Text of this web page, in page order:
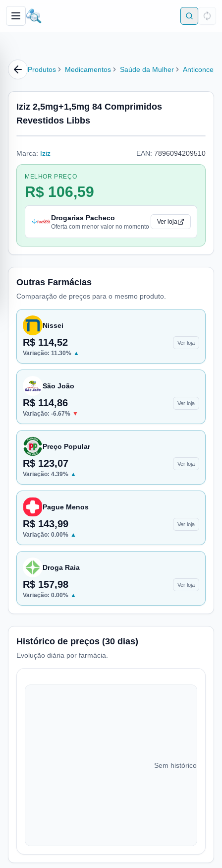
Produtos Medicamentos Saúde da Mulher
Iziz 2,5mg+1,5mg 84 Comprimidos
Revestidos Libbs
Marca: Iziz EAN: 7896094209510
MELHOR PREÇO
R$ 106,59
Drogarias Pacheco
Oferta com menor valor no momento
Ver loja
Outras Farmácias
Comparação de preços para o mesmo produto.
Nissei
R$ 114,52 Ver loja
Variação: 11.30% ▲
São João
R$ 114,86 Ver loja
Variação: -6.67% ▼
Preço Popular
R$ 123,07 Ver loja
Variação: 4.39% ▲
Pague Menos
R$ 143,99 Ver loja
Variação: 0.00% ▲
Droga Raia
R$ 157,98 Ver loja
Variação: 0.00% ▲
Histórico de preços (30 dias)
Evolução diária por farmácia.
Sem histórico de